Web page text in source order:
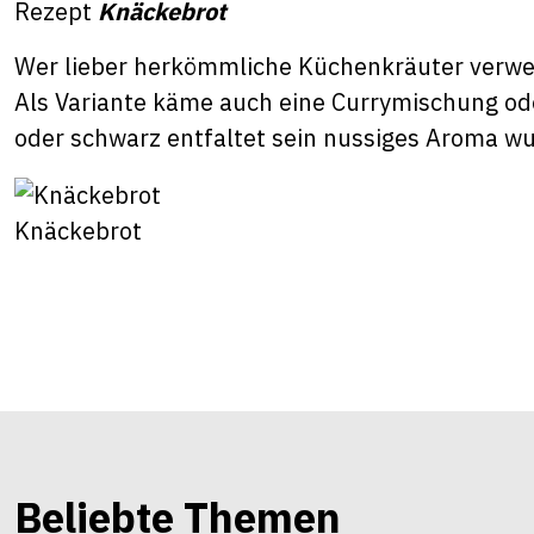
Rezept Knäckebrot
Wer lieber herkömmliche Küchenkräuter
Als Variante käme auch eine Currymischung
oder schwarz entfaltet sein nussiges Aroma
Knäckebrot
Beliebte Themen